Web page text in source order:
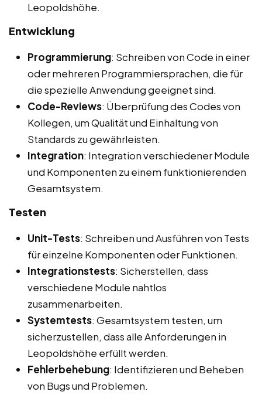
Leopoldshöhe.
Entwicklung
Programmierung: Schreiben von Code in einer
oder mehreren Programmiersprachen, die für
die spezielle Anwendung geeignet sind.
Code-Reviews: Überprüfung des Codes von
Kollegen, um Qualität und Einhaltung von
Standards zu gewährleisten.
Integration: Integration verschiedener Module
und Komponenten zu einem funktionierenden
Gesamtsystem.
Testen
Unit-Tests: Schreiben und Ausführen von Tests
für einzelne Komponenten oder Funktionen.
Integrationstests: Sicherstellen, dass
verschiedene Module nahtlos
zusammenarbeiten.
Systemtests: Gesamtsystem testen, um
sicherzustellen, dass alle Anforderungen in
Leopoldshöhe erfüllt werden.
Fehlerbehebung: Identifizieren und Beheben
von Bugs und Problemen.